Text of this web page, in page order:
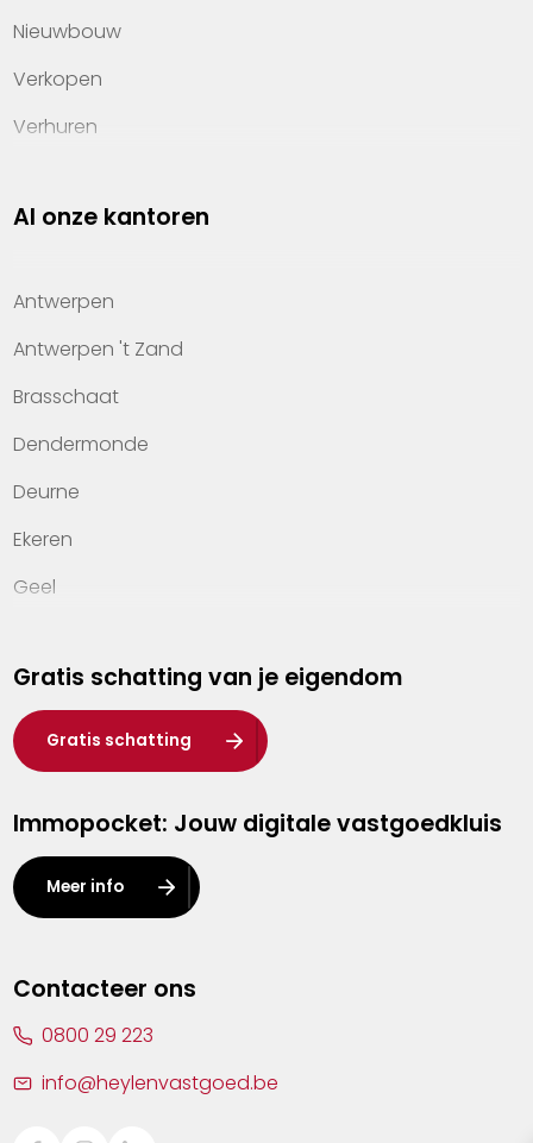
Nieuwbouw
Verkopen
Verhuren
Property management
Kennis van wonen
Kantoren
Veelgestelde vragen
Werken bij Heylen Vastgoed
Contact
Al onze kantoren
Antwerpen
Antwerpen 't Zand
Brasschaat
Dendermonde
Deurne
Ekeren
Geel
Hasselt
Heist-op-den-Berg
Herentals
Kalmthout
Leuven
Lier
Gratis schatting van je eigendom
Gratis schatting
Immopocket: Jouw digitale vastgoedkluis
Meer info
Contacteer ons
0800 29 223
info@heylenvastgoed.be